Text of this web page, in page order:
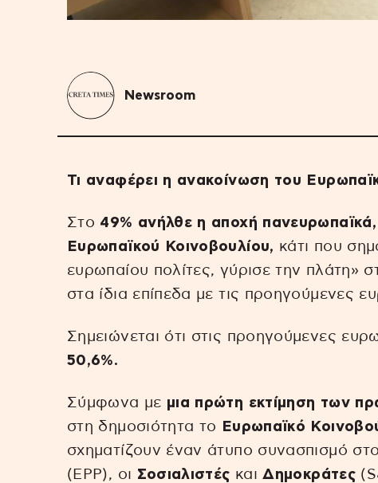
Newsroom
Τι αναφέρει η ανακοίνωση του
Στο 49% ανήλθε η αποχή πανευρωπαϊκά,
Ευρωπαϊκού Κοινοβουλίου, κάτι που
ευρωπαίου πολίτες, γύρισε την πλάτη»
στα ίδια επίπεδα με τις προηγούμενες
Σημειώνεται ότι στις προηγούμενες
50,6%.
Σύμφωνα με μια πρώτη εκτίμηση των
στη δημοσιότητα το
Ευρωπαϊκό
σχηματίζουν έναν άτυπο συνασπισμό
(EPP), οι Σοσιαλιστές καιΔημοκράτες